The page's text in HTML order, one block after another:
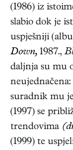
(1986) iz
slabio dok je
uspješniji
Down, 1987.,
daljnja su mu
suradnik mu
(1997) se
trendovima
(1999) te